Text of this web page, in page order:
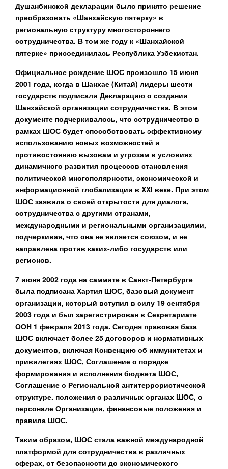
Душанбинской декларации было принято решение
преобразовать «Шанхайскую пятерку» в
региональную структуру многостороннего
сотрудничества. В том же году к «Шанхайской
пятерке» присоединилась Республика Узбекистан.
Официальное рождение ШОС произошло 15 июня
2001 года, когда в Шанхае (Китай) лидеры шести
государств подписали Декларацию о создании
Шанхайской организации сотрудничества. В этом
документе подчеркивалось, что сотрудничество в
рамках ШОС будет способствовать эффективному
использованию новых возможностей и
противостоянию вызовам и угрозам в условиях
динамичного развития процессов становления
политической многополярности, экономической и
информационной глобализации в XXI веке. При этом
ШОС заявила о своей открытости для диалога,
сотрудничества с другими странами,
международными и региональными организациями,
подчеркивая, что она не является союзом, и не
направлена против каких-либо государств или
регионов.
7 июня 2002 года на саммите в Санкт-Петербурге
была подписана Хартия ШОС, базовый документ
организации, который вступил в силу 19 сентября
2003 года и был зарегистрирован в Секретариате
ООН 1 февраля 2013 года. Сегодня правовая база
ШОС включает более 25 договоров и нормативных
документов, включая Конвенцию об иммунитетах и
привилегиях ШОС, Соглашение о порядке
формирования и исполнения бюджета ШОС,
Соглашение о Региональной антитеррористической
структуре. положения о различных органах ШОС, о
персонале Организации, финансовые положения и
правила ШОС.
Таким образом, ШОС стала важной международной
платформой для сотрудничества в различных
сферах, от безопасности до экономического